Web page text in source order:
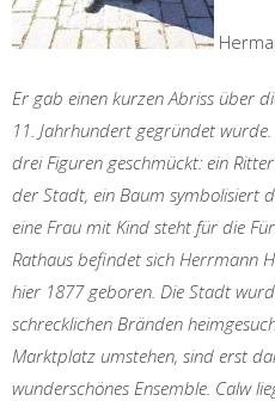
Er gab einen kurzen Abriss über
11. Jahrhundert gegründet
drei Figuren geschmückt: ein
der Stadt, ein Baum symbolisiert
eine Frau mit Kind steht für die
Rathaus befindet sich Herrmann
hier 1877 geboren. Die Stadt
schrecklichen Bränden
Marktplatz umstehen, sind erst
wunderschönes Ensemble. Calw